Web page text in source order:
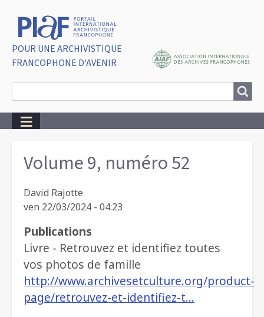
POUR UNE ARCHIVISTIQUE
FRANCOPHONE D'AVENIR
Volume 9, numéro 52
David Rajotte
ven 22/03/2024 - 04:23
Publications
Livre - Retrouvez et identifiez toutes
vos photos de famille
http://www.archivesetculture.org/product-
page/retrouvez-et-identifiez-t…